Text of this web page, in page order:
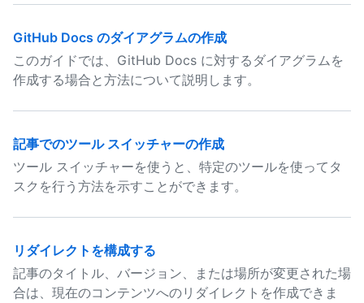
GitHub Docs のダイアグラムの作成
このガイドでは、GitHub Docs に対するダイアグラムを
作成する場合と方法について説明します。
記事でのツール スイッチャーの作成
ツール スイッチャーを使うと、特定のツールを使ってタ
スクを行う方法を示すことができます。
リダイレクトを構成する
記事のタイトル、バージョン、または場所が変更された場
合は、現在のコンテンツへのリダイレクトを作成できま